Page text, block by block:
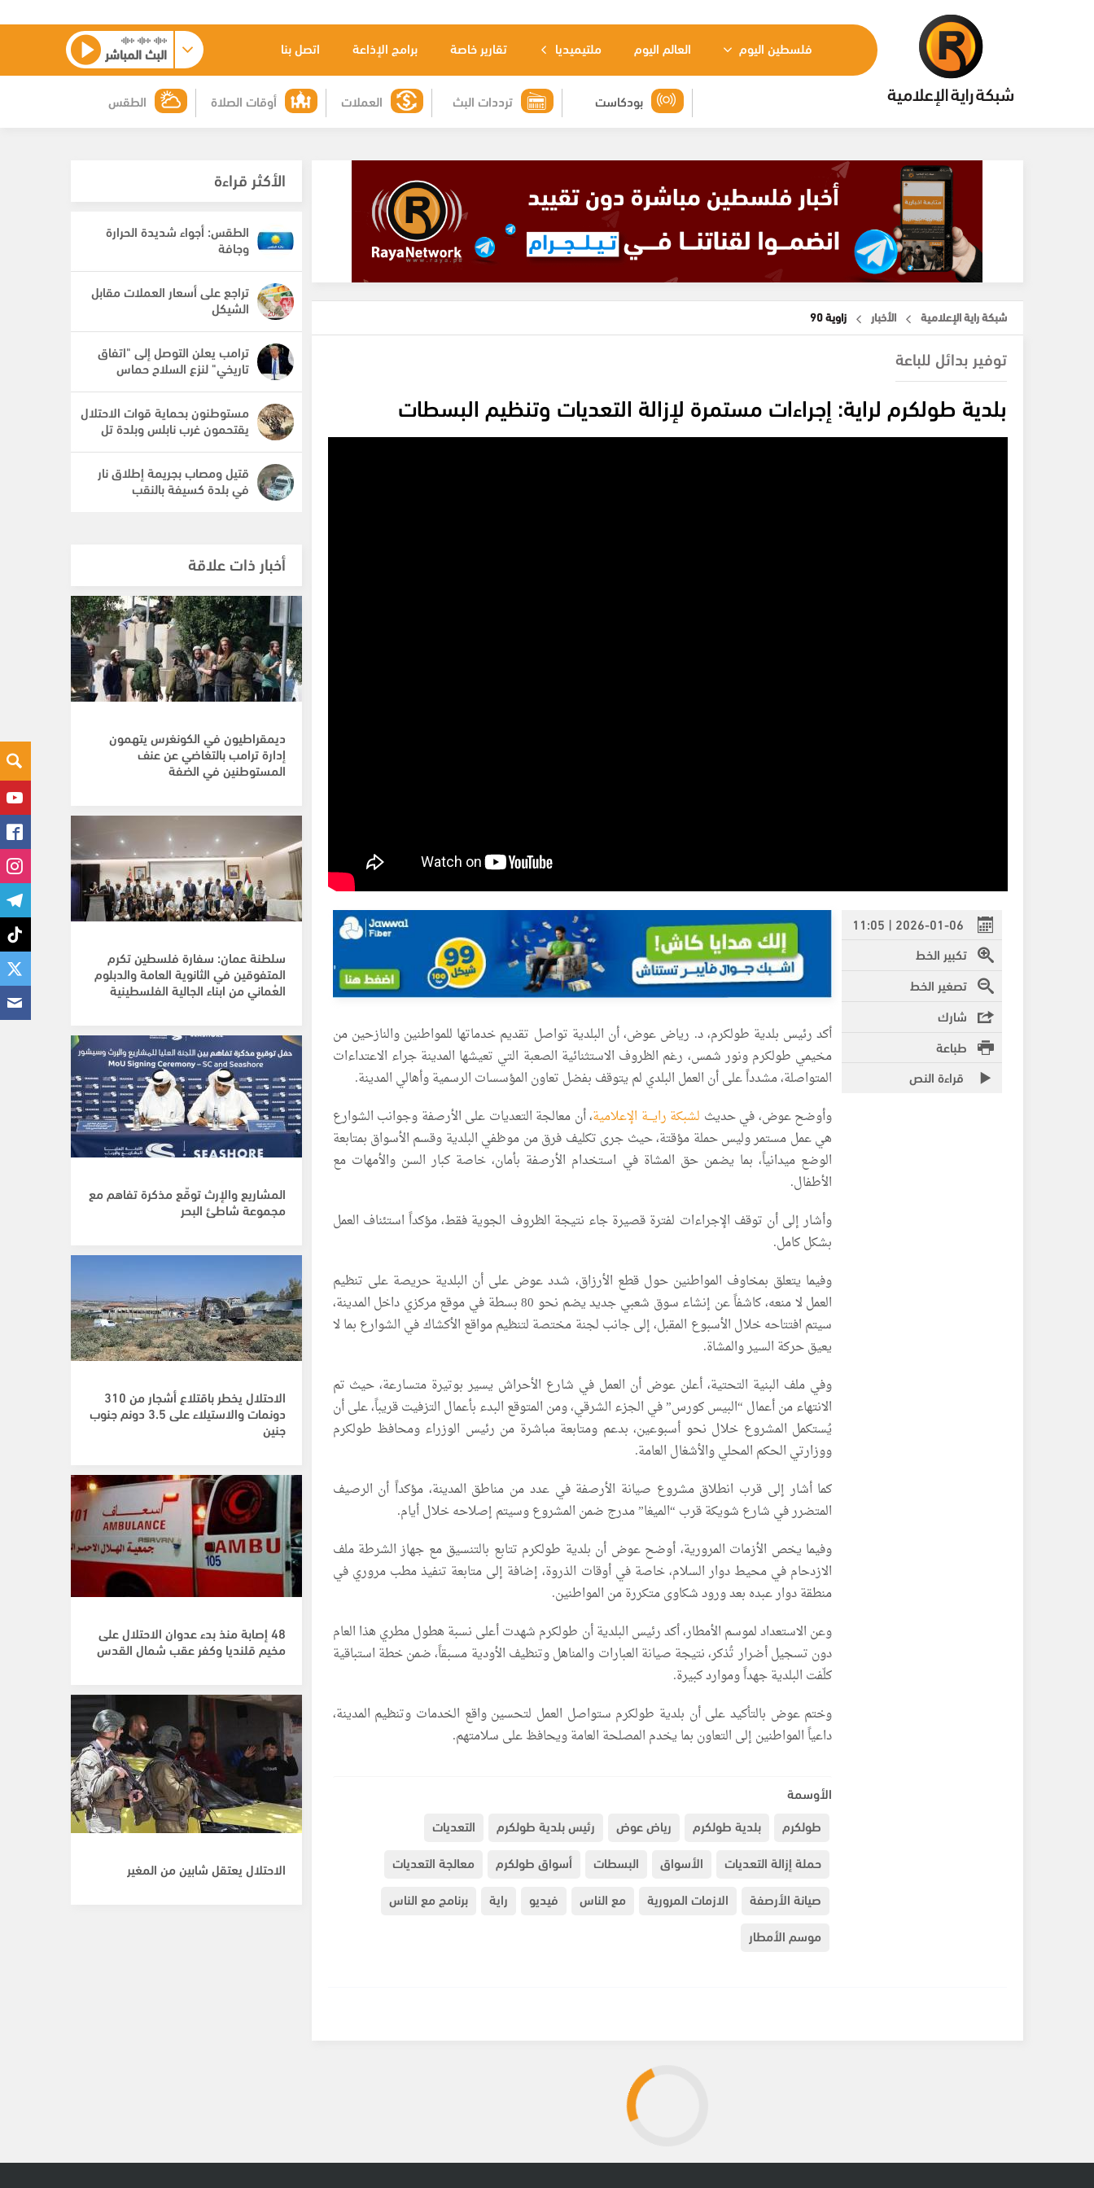
فلسطين اليوم العالم اليوم ملتيميديا تقارير خاصة برامج الإذاعة اتصل بنا البث المباشر
الطقس أوقات الصلاة العملات ترددات البث بودكاست
شبكة راية الإعلامية الأخبار زاوية 90
توفير بدائل للباعة
بلدية طولكرم لراية: إجراءات مستمرة لإزالة التعديات وتنظيم البسطات
2026-01-06 | 11:05
تكبير الخط
تصغير الخط
شارك
طباعة
قراءة النص
أكد رئيس بلدية طولكرم، د. رياض عوض، أن البلدية تواصل تقديم خدماتها للمواطنين والنازحين من
مخيمي طولكرم ونور شمس، رغم الظروف الاستثنائية الصعبة التي تعيشها المدينة جراء الاعتداءات
المتواصلة، مشدداً على أن العمل البلدي لم يتوقف بفضل تعاون المؤسسات الرسمية وأهالي المدينة.
وأوضح عوض، في حديث لشبكة رايـــة الإعلامية، أن معالجة التعديات على الأرصفة وجوانب الشوارع
هي عمل مستمر وليس حملة مؤقتة، حيث جرى تكليف فرق من موظفي البلدية وقسم الأسواق بمتابعة
الوضع ميدانياً، بما يضمن حق المشاة في استخدام الأرصفة بأمان، خاصة كبار السن والأمهات مع
الأطفال.
وأشار إلى أن توقف الإجراءات لفترة قصيرة جاء نتيجة الظروف الجوية فقط، مؤكداً استئناف العمل
بشكل كامل.
وفيما يتعلق بمخاوف المواطنين حول قطع الأرزاق، شدد عوض على أن البلدية حريصة على تنظيم
العمل لا منعه، كاشفاً عن إنشاء سوق شعبي جديد يضم نحو 80 بسطة في موقع مركزي داخل المدينة،
سيتم افتتاحه خلال الأسبوع المقبل، إلى جانب لجنة مختصة لتنظيم مواقع الأكشاك في الشوارع بما لا
يعيق حركة السير والمشاة.
وفي ملف البنية التحتية، أعلن عوض أن العمل في شارع الأحراش يسير بوتيرة متسارعة، حيث تم
الانتهاء من أعمال “البيس كورس” في الجزء الشرقي، ومن المتوقع البدء بأعمال التزفيت قريباً، على أن
يُستكمل المشروع خلال نحو أسبوعين، بدعم ومتابعة مباشرة من رئيس الوزراء ومحافظ طولكرم
ووزارتي الحكم المحلي والأشغال العامة.
كما أشار إلى قرب انطلاق مشروع صيانة الأرصفة في عدد من مناطق المدينة، مؤكداً أن الرصيف
المتضرر في شارع شويكة قرب “الميغا” مدرج ضمن المشروع وسيتم إصلاحه خلال أيام.
وفيما يخص الأزمات المرورية، أوضح عوض أن بلدية طولكرم تتابع بالتنسيق مع جهاز الشرطة ملف
الازدحام في محيط دوار السلام، خاصة في أوقات الذروة، إضافة إلى متابعة تنفيذ مطب مروري في
منطقة دوار عبده بعد ورود شكاوى متكررة من المواطنين.
وعن الاستعداد لموسم الأمطار، أكد رئيس البلدية أن طولكرم شهدت أعلى نسبة هطول مطري هذا العام
دون تسجيل أضرار تُذكر، نتيجة صيانة العبارات والمناهل وتنظيف الأودية مسبقاً، ضمن خطة استباقية
كلّفت البلدية جهداً وموارد كبيرة.
وختم عوض بالتأكيد على أن بلدية طولكرم ستواصل العمل لتحسين واقع الخدمات وتنظيم المدينة،
داعياً المواطنين إلى التعاون بما يخدم المصلحة العامة ويحافظ على سلامتهم.
الأوسمة
طولكرم
بلدية طولكرم رياض عوض رئيس بلدية طولكرم
التعديات
حملة إزالة التعديات
الأسواق البسطات أسواق طولكرم
معالجة التعديات
صيانة الأرصفة
الازمات المرورية مع الناس فيديو راية
برنامج مع الناس
موسم الأمطار
الأكثر قراءة
الطقس: أجواء شديدة الحرارة
وجافة
تراجع على أسعار العملات مقابل
الشيكل
ترامب يعلن التوصل إلى "اتفاق
تاريخي" لنزع السلاح حماس
مستوطنون بحماية قوات الاحتلال
يقتحمون غرب نابلس وبلدة تل
قتيل ومصاب بجريمة إطلاق نار
في بلدة كسيفة بالنقب
أخبار ذات علاقة
ديمقراطيون في الكونغرس يتهمون
إدارة ترامب بالتغاضي عن عنف
المستوطنين في الضفة
سلطنة عمان: سفارة فلسطين تكرم
المتفوقين في الثانوية العامة والدبلوم
العُماني من ابناء الجالية الفلسطينية
المشاريع والإرث توقّع مذكرة تفاهم مع
مجموعة شاطئ البحر
الاحتلال يخطر باقتلاع أشجار من 310
دونمات والاستيلاء على 3.5 دونم جنوب
جنين
48 إصابة منذ بدء عدوان الاحتلال على
مخيم قلنديا وكفر عقب شمال القدس
الاحتلال يعتقل شابين من المغير